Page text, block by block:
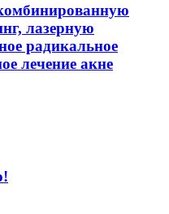
лазерную
радикальное
лечение акне